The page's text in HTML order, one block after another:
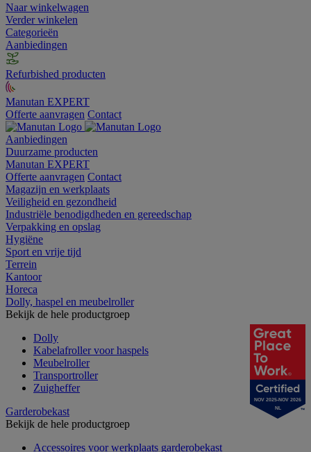
Naar winkelwagen
Verder winkelen
Categorieën
Aanbiedingen
Refurbished producten
Manutan EXPERT
Offerte aanvragen Contact
Aanbiedingen
Duurzame producten
Manutan EXPERT
Offerte aanvragen Contact
Magazijn en werkplaats
Veiligheid en gezondheid
Industriële benodigdheden en gereedschap
Verpakking en opslag
Hygiëne
Sport en vrije tijd
Terrein
Kantoor
Horeca
Dolly, haspel en meubelroller
Bekijk de hele productgroep
Dolly
Kabelafroller voor haspels
Meubelroller
Transportroller
Zuigheffer
Garderobekast
Bekijk de hele productgroep
Accessoires voor werkplaats garderobekast
NOV 2025-NOV 2026
NL